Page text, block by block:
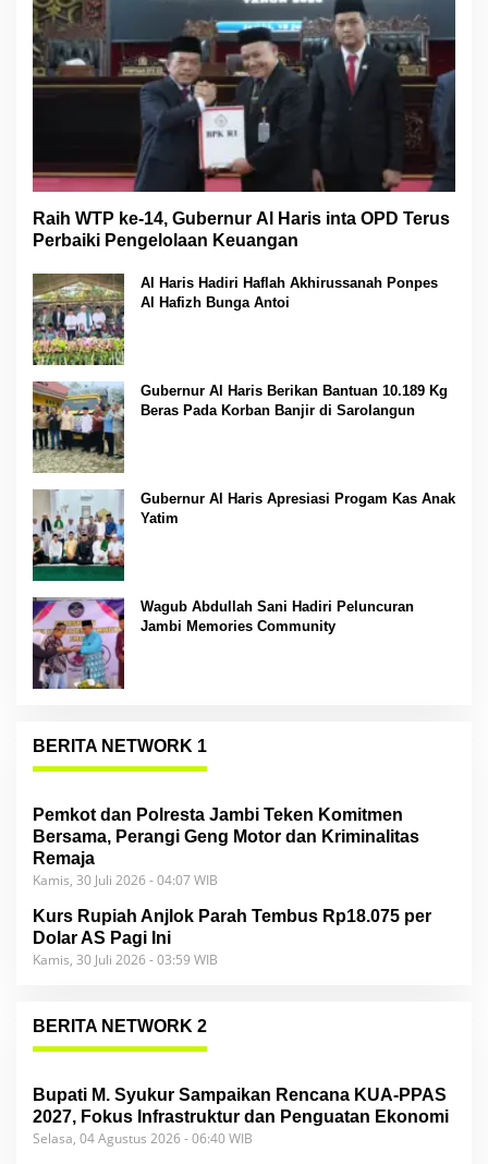
Raih WTP ke-14, Gubernur Al Haris inta OPD Terus
Perbaiki Pengelolaan Keuangan
Al Haris Hadiri Haflah Akhirussanah Ponpes
Al Hafizh Bunga Antoi
Gubernur Al Haris Berikan Bantuan 10.189 Kg
Beras Pada Korban Banjir di Sarolangun
Gubernur Al Haris Apresiasi Progam Kas Anak
Yatim
Wagub Abdullah Sani Hadiri Peluncuran
Jambi Memories Community
BERITA NETWORK 1
Pemkot dan Polresta Jambi Teken Komitmen
Bersama, Perangi Geng Motor dan Kriminalitas
Remaja
Kamis, 30 Juli 2026 - 04:07 WIB
Kurs Rupiah Anjlok Parah Tembus Rp18.075 per
Dolar AS Pagi Ini
Kamis, 30 Juli 2026 - 03:59 WIB
BERITA NETWORK 2
Bupati M. Syukur Sampaikan Rencana KUA-PPAS
2027, Fokus Infrastruktur dan Penguatan Ekonomi
Selasa, 04 Agustus 2026 - 06:40 WIB